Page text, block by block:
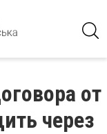
от
через